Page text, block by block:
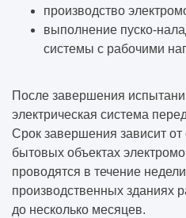
производство
выполнение пуско-
системы с рабочими
После завершения
электрическая система
Срок завершения зависит
бытовых объектах
проводятся в течение
производственных зданиях
до несколько месяцев.